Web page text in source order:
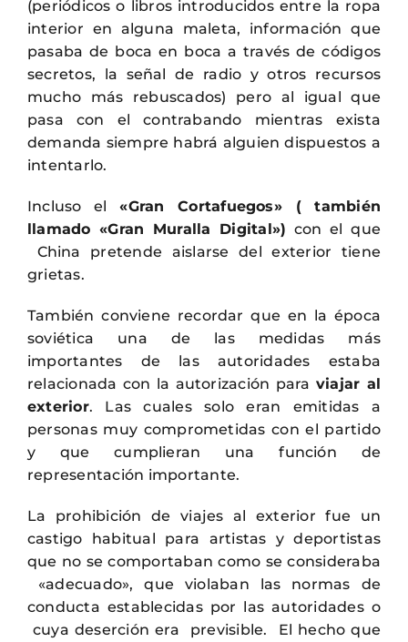
(periódicos o libros introducidos entre la ropa
interior en alguna maleta, información que
pasaba de boca en boca a través de códigos
secretos, la señal de radio y otros recursos
mucho más rebuscados) pero al igual que
pasa con el contrabando mientras exista
demanda siempre habrá alguien dispuestos a
intentarlo.
Incluso el«Gran Cortafuegos» ( también
llamado «Gran Muralla Digital») con el que
China pretende aislarse del exterior tiene
grietas.
También conviene recordar que en la época
soviética una de las medidas más
importantes de las autoridades estaba
relacionada con la autorización para viajar al
exterior. Las cuales solo eran emitidas a
personas muy comprometidas con el partido
y que cumplieran una función de
representación importante.
La prohibición de viajes al exterior fue un
castigo habitual para artistas y deportistas
que no se comportaban como se consideraba
«adecuado», que violaban las normas de
conducta establecidas por las autoridades o
cuya deserción era previsible. El hecho que